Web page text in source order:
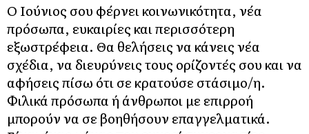
Ο Ιούνιος σου φέρνει κοινωνικότητα, νέα
πρόσωπα, ευκαιρίες και περισσότερη
εξωστρέφεια. Θα θελήσεις να κάνεις νέα
σχέδια, να διευρύνεις τους ορίζοντές σου και να
αφήσεις πίσω ότι σε κρατούσε στάσιμο/η.
Φιλικά πρόσωπα ή άνθρωποι με επιρροή
μπορούν να σε βοηθήσουν επαγγελματικά.